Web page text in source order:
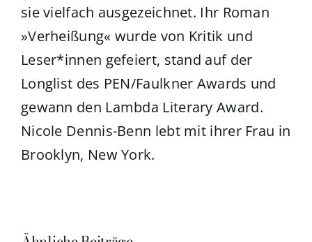
sie vielfach ausgezeichnet. Ihr Roman
»Verheißung« wurde von Kritik und
Leser*innen gefeiert, stand auf der
Longlist des PEN/Faulkner Awards und
gewann den Lambda Literary Award.
Nicole Dennis-Benn lebt mit ihrer Frau in
Brooklyn, New York.